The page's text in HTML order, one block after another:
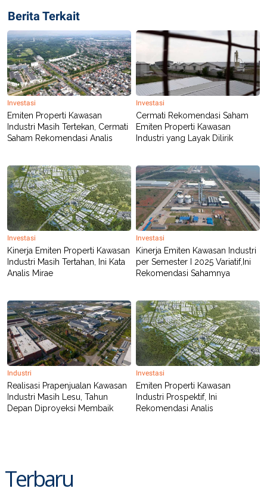
Berita Terkait
Investasi
Emiten Properti Kawasan
Industri Masih Tertekan, Cermati
Saham Rekomendasi Analis
Investasi
Cermati Rekomendasi Saham
Emiten Properti Kawasan
Industri yang Layak Dilirik
Investasi
Kinerja Emiten Properti Kawasan
Industri Masih Tertahan, Ini Kata
Analis Mirae
Investasi
Kinerja Emiten Kawasan Industri
per Semester I 2025 Variatif,Ini
Rekomendasi Sahamnya
Industri
Realisasi Prapenjualan Kawasan
Industri Masih Lesu, Tahun
Depan Diproyeksi Membaik
Investasi
Emiten Properti Kawasan
Industri Prospektif, Ini
Rekomendasi Analis
Terbaru